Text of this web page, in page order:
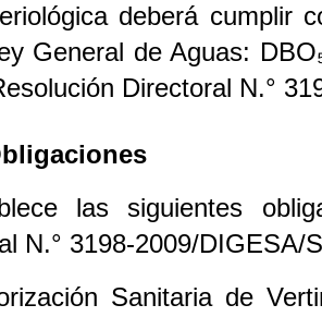
deberá cumplir
General de Aguas:
Directoral N.°
las siguientes
N.° 3198-2009/DIGESA/
Sanitaria de